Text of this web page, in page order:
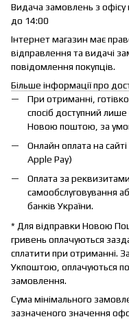
Видача замовлень з
до 14:00
Інтернет магазин має
відправлення та видачі
повідомлення покупців.
Більше інформації про
При отриманні,
спосіб доступний
Новою поштою, за
Онлайн оплата на
Apple Pay)
Оплата за
самообслуговування
банків України.
* Для відправки Новою
гривень оплачуються
сплатити при отриманні.
Укпоштою, оплачуються
замовлення.
Сума мінімального
зазначеного значення